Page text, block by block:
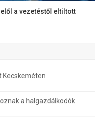
a vezetéstől eltiltott
Kecskeméten
a halgazdálkodók